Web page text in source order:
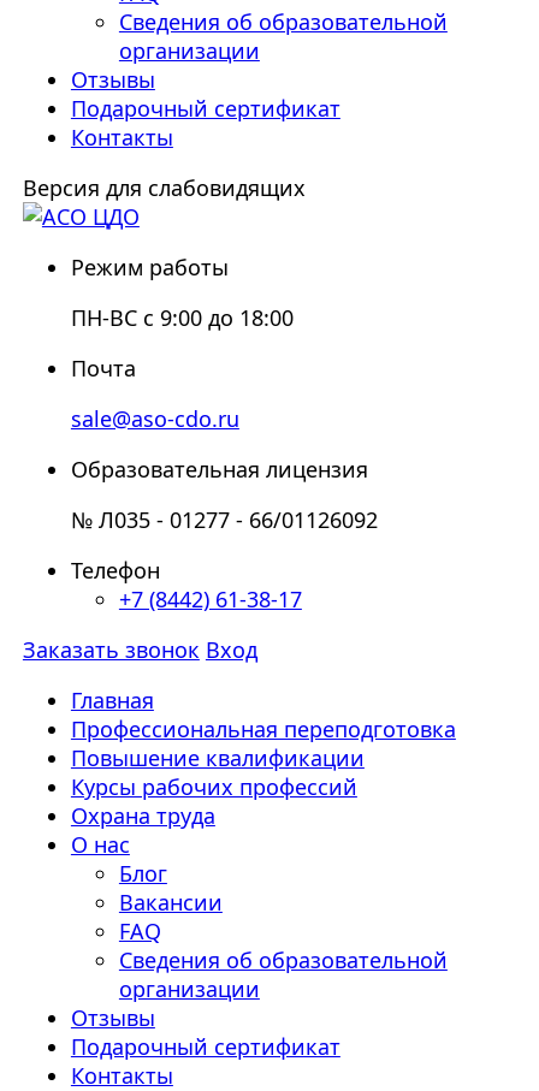
Сведения об образовательной
организации
Отзывы
Подарочный сертификат
Контакты
Версия для слабовидящих
Режим работы
ПН-ВС с 9:00 до 18:00
Почта
sale@aso-cdo.ru
Образовательная лицензия
№ Л035 - 01277 - 66/01126092
Телефон
+7 (8442) 61-38-17
Заказать звонок Вход
Главная
Профессиональная переподготовка
Повышение квалификации
Курсы рабочих профессий
Охрана труда
О нас
Блог
Вакансии
FAQ
Сведения об образовательной
организации
Отзывы
Подарочный сертификат
Контакты